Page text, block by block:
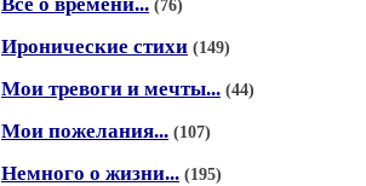
(76)
Иронические стихи (149)
Мои тревоги и мечты... (44)
Мои пожелания... (107)
Немного о жизни... (195)